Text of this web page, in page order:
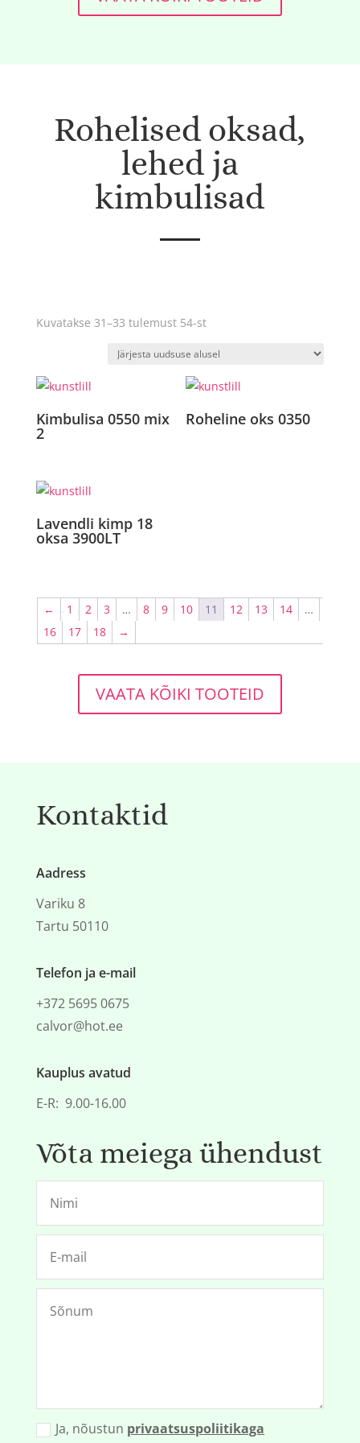
Rohelised oksad,
lehed ja
kimbulisad
Kuvatakse 31–33 tulemust 54-stSorditud
järgi
Kimbulisa 0550 mix
2
Roheline oks 0350
Lavendli kimp 18
oksa 3900LT
← 1 2 3 … 8 9 10 11 12 13 14
…
16
17 18 →
VAATA KÕIKI TOOTEID
Kontaktid
Aadress
Variku 8
Tartu 50110
Telefon ja e-mail
+372 5695 0675
calvor@hot.ee
Kauplus avatud
E-R: 9.00-16.00
Võta meiega ühendust
Ja, nõustun privaatsuspoliitikaga